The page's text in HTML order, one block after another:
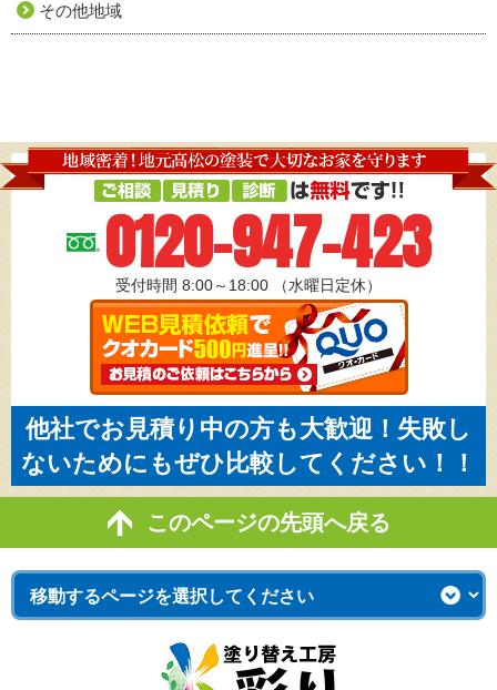
その他地域
0120-947-423
受付時間 8:00～18:00 （水曜日定休）
他社でお見積り中の方も大歓迎！失敗し
ないためにもぜひ比較してください！！
このページの先頭へ戻る